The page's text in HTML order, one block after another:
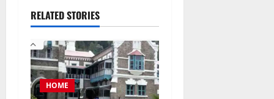
RELATED STORIES
HOME